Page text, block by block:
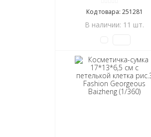
Код товара: 251281
В наличии: 11 шт.